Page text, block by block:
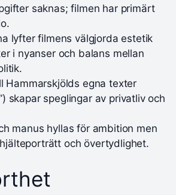
saknas; filmen har primärt
lyfter filmens välgjorda estetik
i nyanser och balans mellan
Hammarskjölds egna texter
skapar speglingar av privatliv och
manus hyllas för ambition men
och övertydlighet.